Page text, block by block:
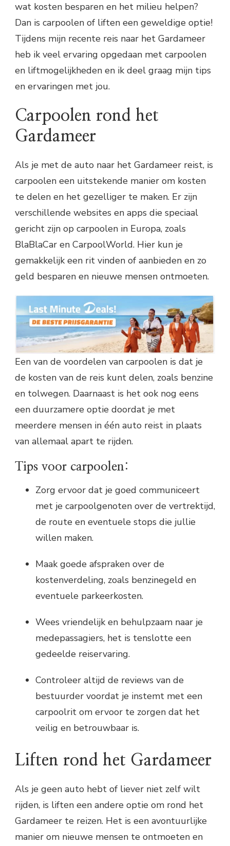
wat kosten besparen en het milieu helpen?
Dan is carpoolen of liften een geweldige optie!
Tijdens mijn recente reis naar het Gardameer
heb ik veel ervaring opgedaan met carpoolen
en liftmogelijkheden en ik deel graag mijn tips
en ervaringen met jou.
Carpoolen rond het
Gardameer
Als je met de auto naar het Gardameer reist, is
carpoolen een uitstekende manier om kosten
te delen en het gezelliger te maken. Er zijn
verschillende websites en apps die speciaal
gericht zijn op carpoolen in Europa, zoals
BlaBlaCar en CarpoolWorld. Hier kun je
gemakkelijk een rit vinden of aanbieden en zo
geld besparen en nieuwe mensen ontmoeten.
Een van de voordelen van carpoolen is dat je
de kosten van de reis kunt delen, zoals benzine
en tolwegen. Daarnaast is het ook nog eens
een duurzamere optie doordat je met
meerdere mensen in één auto reist in plaats
van allemaal apart te rijden.
Tips voor carpoolen:
Zorg ervoor dat je goed communiceert
met je carpoolgenoten over de vertrektijd,
de route en eventuele stops die jullie
willen maken.
Maak goede afspraken over de
kostenverdeling, zoals benzinegeld en
eventuele parkeerkosten.
Wees vriendelijk en behulpzaam naar je
medepassagiers, het is tenslotte een
gedeelde reiservaring.
Controleer altijd de reviews van de
bestuurder voordat je instemt met een
carpoolrit om ervoor te zorgen dat het
veilig en betrouwbaar is.
Liften rond het Gardameer
Als je geen auto hebt of liever niet zelf wilt
rijden, is liften een andere optie om rond het
Gardameer te reizen. Het is een avontuurlijke
manier om nieuwe mensen te ontmoeten en